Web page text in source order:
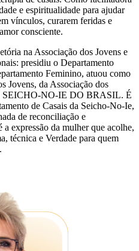
e espiritualidade para ajudar
vínculos, curarem feridas e
consciente.
na Associação dos Jovens e
presidiu o Departamento
Feminino, atuou como
Jovens, da Associação dos
SEICHO-NO-IE DO BRASIL. É
de Casais da Seicho-No-Ie,
de reconciliação e
expressão da mulher que acolhe,
técnica e Verdade para quem